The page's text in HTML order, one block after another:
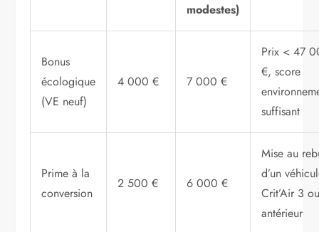
modestes)
Bonus
écologique
(VE neuf)
4 000 € 7 000 €
Prix < 47
€, score
suffisant
Prime à la
conversion
2 500 € 6 000 €
Mise au
d’un
Crit’Air 3
antérieur